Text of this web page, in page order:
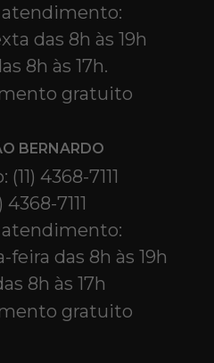
atendimento:
das 8h às 19h
8h às 17h.
gratuito
BERNARDO
4368-7111
4368-7111
atendimento:
feira das 8h às 19h
8h às 17h
gratuito